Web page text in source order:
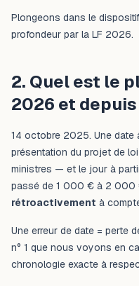
Plongeons dans le
profondeur par la LF 2026.
2. Quel est le
2026 et depuis
14 octobre 2025. Une date
présentation du projet de
ministres — et le jour à
passé de 1 000 € à 2 000
rétroactivement à
Une erreur de date = perte
n° 1 que nous voyons en
chronologie exacte à